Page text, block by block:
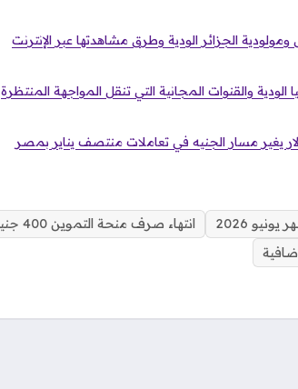
ومولودية الجزائر الودية وطرق مشاهدتها عبر الإنترنت
الودية والقنوات المجانية التي تنقل المواجهة المنتظرة
يغير مسار الجنيه في تعاملات منتصف يناير بمصر
2026
انتهاء صرف منحة التموين 400 جنيه